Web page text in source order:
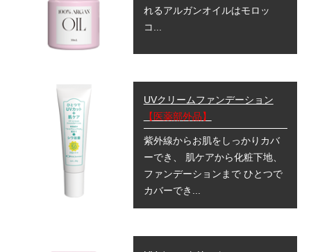
れるアルガンオイルはモロッ
コ...
UVクリームファンデーション
【医薬部外品】
紫外線からお肌をしっかりカバ
ーでき、 肌ケアから化粧下地、
ファンデーションまで ひとつで
カバーでき...